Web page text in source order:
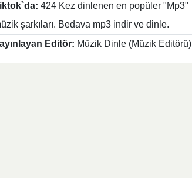
424 Kez dinlenen en popüler "Mp3"
şarkıları. Bedava mp3 indir ve dinle.
Editör: Müzik Dinle (Müzik Editörü)